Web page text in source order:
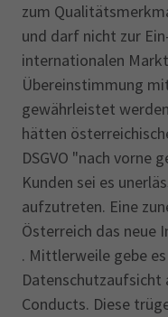
zum
und darf nicht zur
internationalen
Übereinstimmung
gewährleistet
hätten
DSGVO "nach vorne
Kunden sei es
aufzutreten. Eine
Österreich das neue
. Mittlerweile gebe
Conducts. Diese